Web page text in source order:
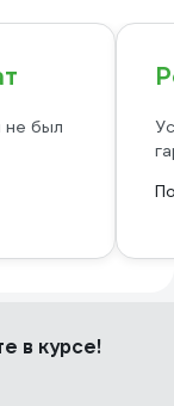
не был
в курсе!